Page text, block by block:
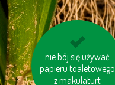
nie bój się używać
papieru toaletowego
z makulaturt
oszczędzaj energię